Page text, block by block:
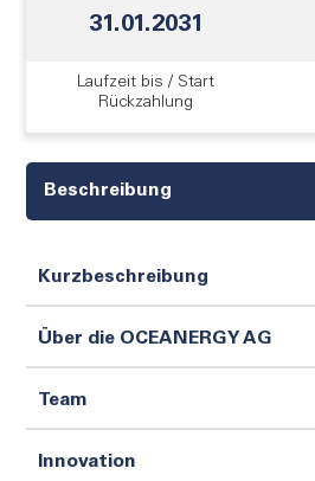
31.01.2031
Laufzeit bis / Start
Rückzahlung
Beschreibung
Kurzbeschreibung
Über die OCEANERGY AG
Team
Innovation